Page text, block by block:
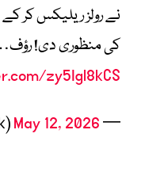
کی منظوری دی!
zy5Igl8kCS
— Siasat.pk (@siasatpk)
May 12, 2026